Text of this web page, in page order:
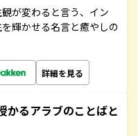
が変わると言う、イン
輝かせる名言と癒やしの
詳細を見る
かるアラブのことばと